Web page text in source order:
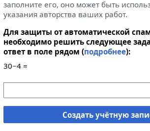
заполните его, оно может быть
указания авторства ваших работ.
Для защиты от автоматической
необходимо решить следующее
ответ в поле рядом (подробнее):
30−4 =
Создать учётную